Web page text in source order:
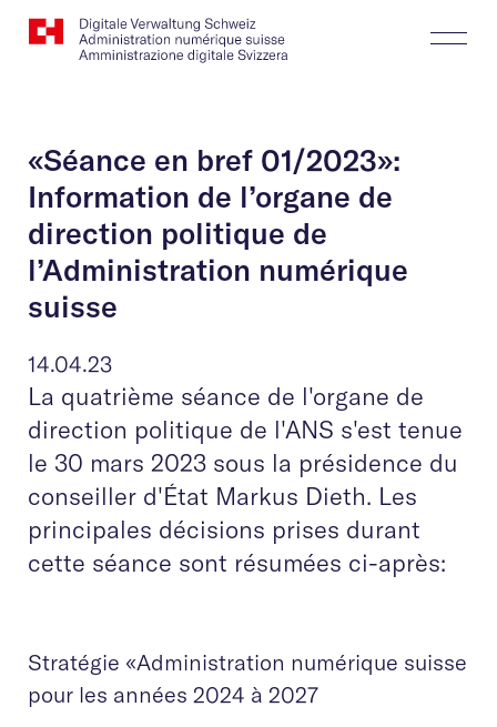
Website
Logo
Recherche
«Séance en bref 01/2023»:
Information de l’organe de
direction politique de
l’Administration numérique
suisse
14.04.23
La quatrième séance de l'organe de
direction politique de l'ANS s'est tenue
le 30 mars 2023 sous la présidence du
conseiller d'État Markus Dieth. Les
principales décisions prises durant
cette séance sont résumées ci-après:
Stratégie «Administration numérique suisse
pour les années 2024 à 2027